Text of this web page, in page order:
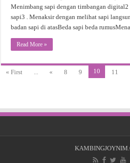
Menimbang sapi dengan timbangan
sapi3 . Menaksir dengan melihat sapi
badan sapi di atasBeda sapi beda
Read More »
« First ... « 8 9 10 11